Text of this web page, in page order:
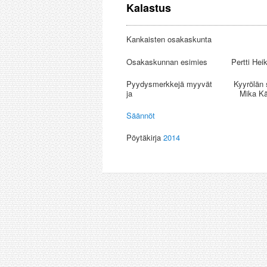
Kalastus
Kankaisten osakaskunta
Osakaskunnan esimies Pertti
Pyydysmerkkejä myyvät Kyyrölän
ja Mika Kämäri
Säännöt
Pöytäkirja 2014